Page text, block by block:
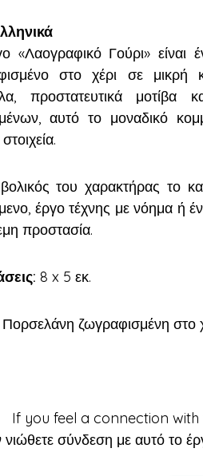
«Λαογραφικό Γούρι» είναι
στο χέρι σε μικρή
προστατευτικά μοτίβα
αυτό το μοναδικό
του χαρακτήρας το
έργο τέχνης με νόημα
προστασία.
8 x 5 εκ.
Πορσελάνη ζωγραφισμένη στο
If you feel a connection
νιώθετε σύνδεση με αυτό το